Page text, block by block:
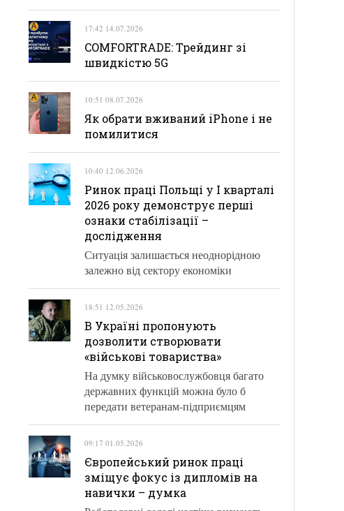
17:42 14.07.2026
COMFORTRADE: Трейдинг зі
швидкістю 5G
10:51 08.07.2026
Як обрати вживаний iPhone і не
помилитися
10:40 12.06.2026
Ринок праці Польщі у І кварталі
2026 року демонструє перші
ознаки стабілізації –
дослідження
Ситуація залишається неоднорідною
залежно від сектору економіки
18:51 12.05.2026
В Україні пропонують
дозволити створювати
«військові товариства»
На думку військовослужбовця багато
державних функцій можна було б
передати ветеранам-підприємцям
09:17 01.05.2026
Європейський ринок праці
зміщує фокус із дипломів на
навички – думка